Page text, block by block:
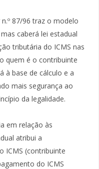
87/96 traz o modelo
caberá lei estadual
tributária do ICMS nas
quem é o contribuinte
à base de cálculo e a
mais segurança ao
da legalidade.
em relação às
atribui a
ICMS (contribuinte
do ICMS